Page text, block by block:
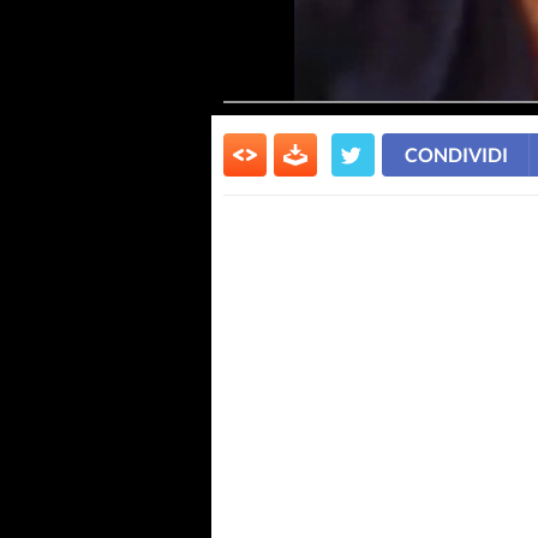
CONDIVIDI